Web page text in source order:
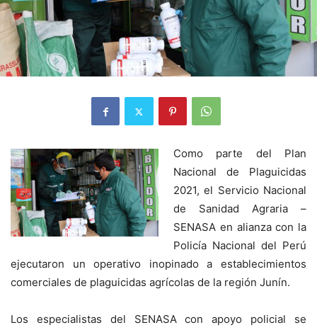
Como parte del Plan
Nacional de Plaguicidas
2021, el Servicio Nacional
de Sanidad Agraria –
SENASA en alianza con la
Policía Nacional del Perú
ejecutaron un operativo inopinado a establecimientos
comerciales de plaguicidas agrícolas de la región Junín.
Los especialistas del SENASA con apoyo policial se